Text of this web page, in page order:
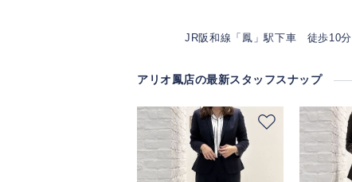
JR阪和線「鳳」駅下車 徒歩10分
アリオ鳳店の最新スタッフスナップ